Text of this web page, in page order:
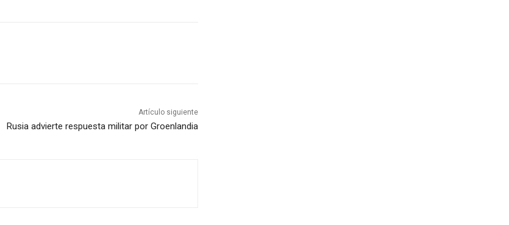
Artículo siguiente
Rusia advierte respuesta militar por Groenlandia